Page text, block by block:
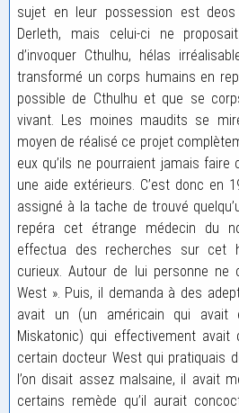
sujet en leur possession est deos
Derleth, mais celui-ci ne
d’invoquer Cthulhu, hélas
transformé un corps humains en
possible de Cthulhu et que se
vivant. Les moines maudits se
moyen de réalisé ce projet
eux qu’ils ne pourraient jamais
une aide extérieurs. C’est donc en
assigné à la tache de trouvé
repéra cet étrange médecin du
effectua des recherches sur cet
curieux. Autour de lui personne ne
West ». Puis, il demanda à des
avait un (un américain qui avait
Miskatonic) qui effectivement avait
certain docteur West qui pratiquais
l’on disait assez malsaine, il avait
certains remède qu’il aurait